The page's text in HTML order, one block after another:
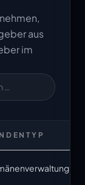
aus
im